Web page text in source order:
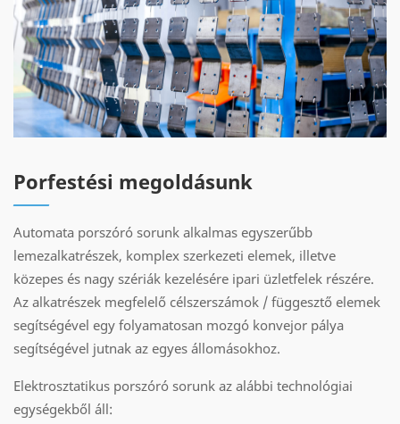
Porfestési megoldásunk
Automata porszóró sorunk alkalmas egyszerűbb
lemezalkatrészek, komplex szerkezeti elemek, illetve
közepes és nagy szériák kezelésére ipari üzletfelek részére.
Az alkatrészek megfelelő célszerszámok / függesztő elemek
segítségével egy folyamatosan mozgó konvejor pálya
segítségével jutnak az egyes állomásokhoz.
Elektrosztatikus porszóró sorunk az alábbi technológiai
egységekből áll: